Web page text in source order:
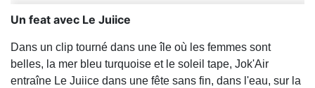
Un feat avec Le Juiice
Dans un clip tourné dans une île où les femmes sont
belles, la mer bleu turquoise et le soleil tape, Jok'Air
entraîne Le Juiice dans une fête sans fin, dans l'eau, sur la